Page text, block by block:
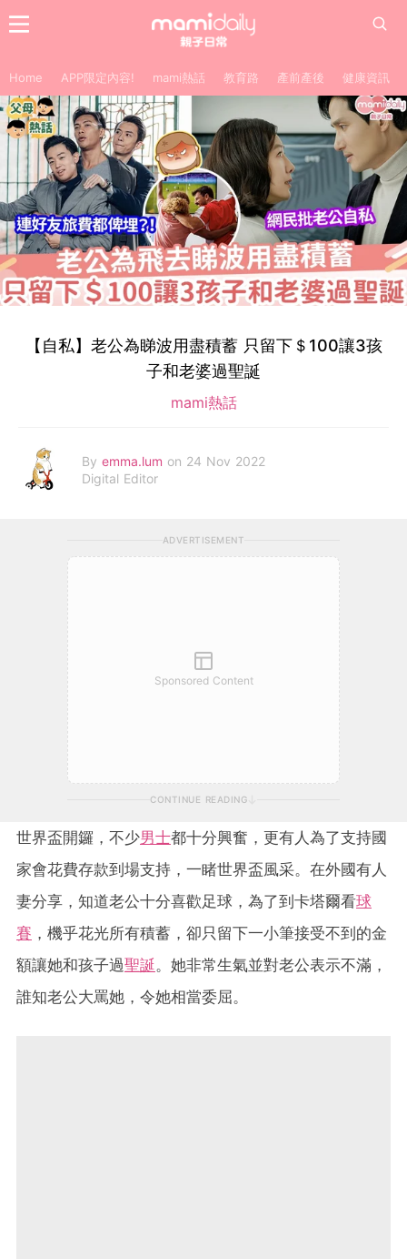
Home APP限定內容! mami熱話 教育路 產前產後 健康資訊
【自私】老公為睇波用盡積蓄 只留下＄100讓3孩
子和老婆過聖誕
mami熱話
By emma.lum on 24 Nov 2022
Digital Editor
ADVERTISEMENT
Sponsored Content
CONTINUE READING
世界盃開鑼，不少男士都十分興奮，更有人為了支持國
家會花費存款到場支持，一睹世界盃風采。在外國有人
妻分享，知道老公十分喜歡足球，為了到卡塔爾看球
賽 ，機乎花光所有積蓄，卻只留下一小筆接受不到的金
額讓她和孩子過聖誕。她非常生氣並對老公表示不滿，
誰知老公大罵她，令她相當委屈。